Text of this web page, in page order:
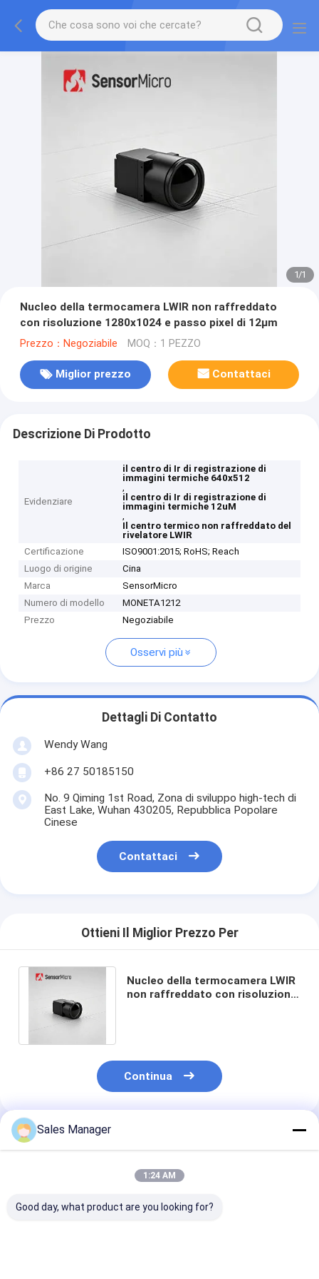
1/1
Nucleo della termocamera LWIR non raffreddato
con risoluzione 1280x1024 e passo pixel di 12μm
Prezzo：Negoziabile MOQ：1 PEZZO
Miglior prezzo Contattaci
Descrizione Di Prodotto
Evidenziare
il centro di Ir di registrazione di
immagini termiche 640x512
,
il centro di Ir di registrazione di
immagini termiche 12uM
,
Il centro termico non raffreddato del
rivelatore LWIR
Certificazione
ISO9001:2015; RoHS; Reach
Luogo di origine
Cina
Marca
SensorMicro
Numero di modello
MONETA1212
Prezzo
Negoziabile
Osservi più
Dettagli Di Contatto
Wendy Wang
+86 27 50185150
No. 9 Qiming 1st Road, Zona di sviluppo high-tech di
East Lake, Wuhan 430205, Repubblica Popolare
Cinese
Contattaci
Ottieni Il Miglior Prezzo Per
Nucleo della termocamera LWIR
non raffreddato con risoluzione
Continua
Prodotti Raccomandati
Sales Manager
1:24 AM
Good day, what product are you looking for?